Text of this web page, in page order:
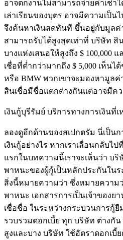
อาจตกงานไม่สามารถจ่ายค่าเช่า
เล่าเรียนของบุตร อาจมีความเป็น
จึงค้นหาเงินสดทันที ขึ้นอยู่กับมูล
สามารถรับได้สูงสุดเท่าที่ บริษัท สิ
บางแห่งเสนอให้สูงถึง $ 100,000
เชื่อที่ต่ำกว่ามากถึง $ 5,000 เห็นไ
หรือ BMW พวกเขาจะมองหามูล
สินเชื่อมีชื่อแตกต่างกันแต่อาจมีค
เงินกู้บุรีรัมย์ บริการทางการเงินที่
ลองดูอีกด้านของสเปกตรัม นี่เป็น
เงินกู้อย่างไร หากเราเลื่อนกลับไ
แรกในบทความนี้เราจะเห็นว่า บ
พาหนะของผู้กู้เป็นหลักประกันในร
สิ่งนี้หมายความว่า ซึ่งหมายควา
พาหนะ เอกสารการเป็นเจ้าของ
เชื่อชื่อ ในระหว่างกระบวนการกู้
รวบรวมดอกเบี้ย ทุก บริษัท ต่างกั
สูงและบาง บริษัท ใช้อัตราดอกเบี้